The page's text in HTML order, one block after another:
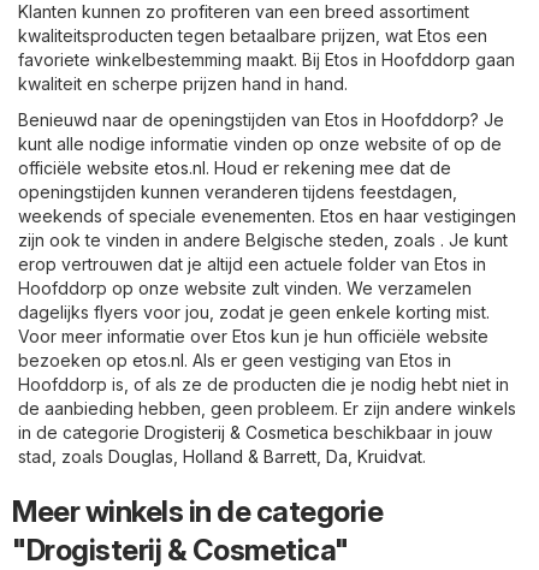
Klanten kunnen zo profiteren van een breed assortiment
kwaliteitsproducten tegen betaalbare prijzen, wat Etos een
favoriete winkelbestemming maakt. Bij Etos in Hoofddorp gaan
kwaliteit en scherpe prijzen hand in hand.
Benieuwd naar de openingstijden van Etos in Hoofddorp? Je
kunt alle nodige informatie vinden op onze website of op de
officiële website etos.nl. Houd er rekening mee dat de
openingstijden kunnen veranderen tijdens feestdagen,
weekends of speciale evenementen. Etos en haar vestigingen
zijn ook te vinden in andere Belgische steden, zoals . Je kunt
erop vertrouwen dat je altijd een actuele folder van Etos in
Hoofddorp op onze website zult vinden. We verzamelen
dagelijks flyers voor jou, zodat je geen enkele korting mist.
Voor meer informatie over Etos kun je hun officiële website
bezoeken op etos.nl. Als er geen vestiging van Etos in
Hoofddorp is, of als ze de producten die je nodig hebt niet in
de aanbieding hebben, geen probleem. Er zijn andere winkels
in de categorie Drogisterij & Cosmetica beschikbaar in jouw
stad, zoals Douglas Holland & Barrett Da Kruidvat.
Meer winkels in de categorie
"Drogisterij & Cosmetica"